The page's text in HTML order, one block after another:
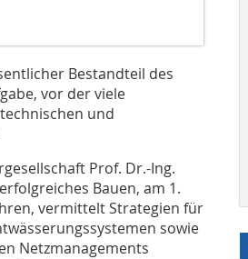
Bestandteil des
vor der viele
und
Prof. Dr.-Ing.
Bauen, am 1.
vermittelt Strategien für
sowie
Netzmanagements